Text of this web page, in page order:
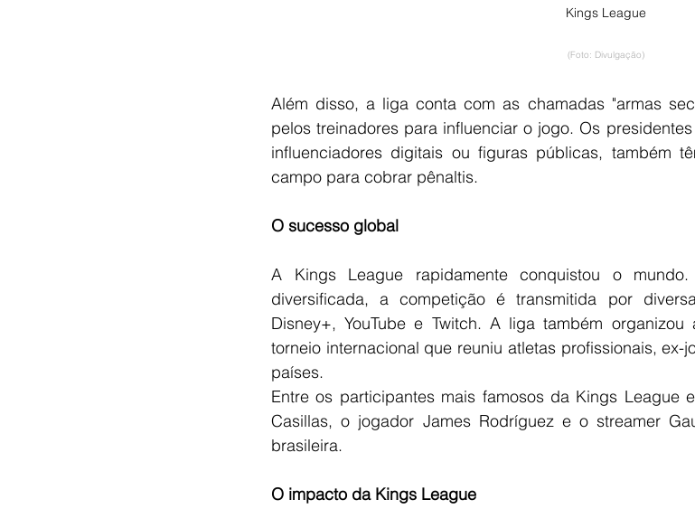
Kings League
(Foto: Divulgação)
Além disso, a liga conta com as chamadas "armas
pelos treinadores para influenciar o jogo. Os
influenciadores digitais ou figuras públicas, também
campo para cobrar pênaltis.
O sucesso global
A Kings League rapidamente conquistou o
diversificada, a competição é transmitida por
Disney+, YouTube e Twitch. A liga também
torneio internacional que reuniu atletas profissionais,
países.
Entre os participantes mais famosos da Kings League
Casillas, o jogador James Rodríguez e o streamer
brasileira.
O impacto da Kings League